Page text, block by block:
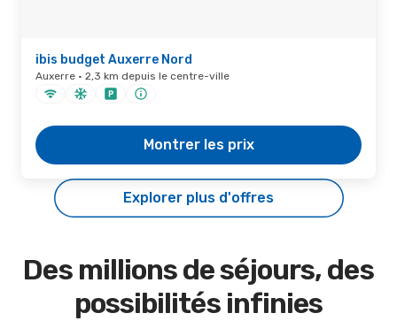
ibis budget Auxerre Nord
Auxerre · 2,3 km depuis le centre-ville
Montrer les prix
Explorer plus d'offres
Des millions de séjours, des
possibilités infinies